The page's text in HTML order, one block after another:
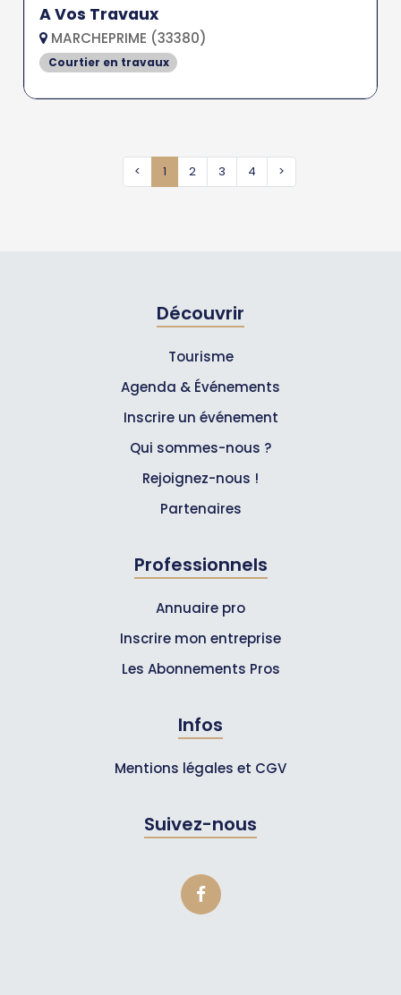
A Vos Travaux
MARCHEPRIME (33380)
Courtier en travaux
< 1 2 3 4 >
Découvrir
Tourisme
Agenda & Événements
Inscrire un événement
Qui sommes-nous ?
Rejoignez-nous !
Partenaires
Professionnels
Annuaire pro
Inscrire mon entreprise
Les Abonnements Pros
Infos
Mentions légales et CGV
Suivez-nous